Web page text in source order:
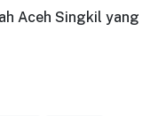
Aceh Singkil yang